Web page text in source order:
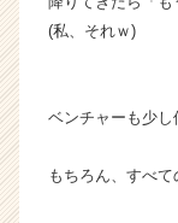
(私、それｗ)
ベンチャーも少し
もちろん、すべて